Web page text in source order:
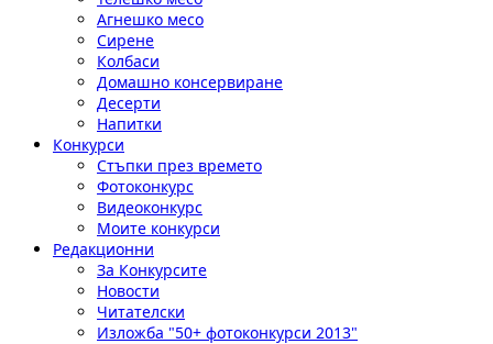
Агнешко месо
Сирене
Колбаси
Домашно консервиране
Десерти
Напитки
Конкурси
Стъпки през времето
Фотоконкурс
Видеоконкурс
Моите конкурси
Редакционни
За Конкурсите
Новости
Читателски
Изложба "50+ фотоконкурси 2013"